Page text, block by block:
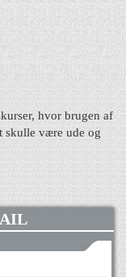
hvor brugen af
skulle være ude og